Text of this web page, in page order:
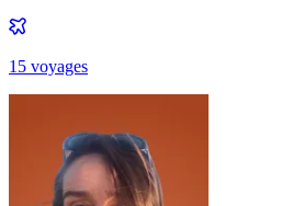
15 voyages